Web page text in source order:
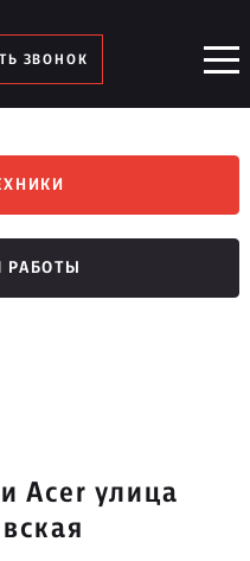
ЗВОНОК
РАБОТЫ
Acer улица